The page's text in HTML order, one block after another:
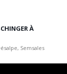
À
Semsales